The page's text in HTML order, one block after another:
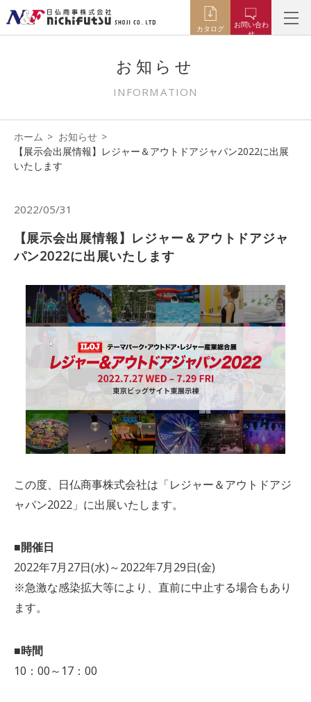
カタログ
お問い合わ
せ
お知らせ
INFORMATION
ホーム
お知らせ
【展示会出展情報】レジャー＆アウトドアジャパン2022に出展
いたします
2022/05/31
【展示会出展情報】レジャー＆アウトドアジャ
パン2022に出展いたします
この度、日仏商事株式会社は「レジャー＆アウトドアジ
ャパン2022」に出展いたします。
■開催日
2022年7月27日(水)～2022年7月29日(金)
※急激な感染拡大等により、直前に中止する場合もあり
ます。
■時間
10：00～17：00